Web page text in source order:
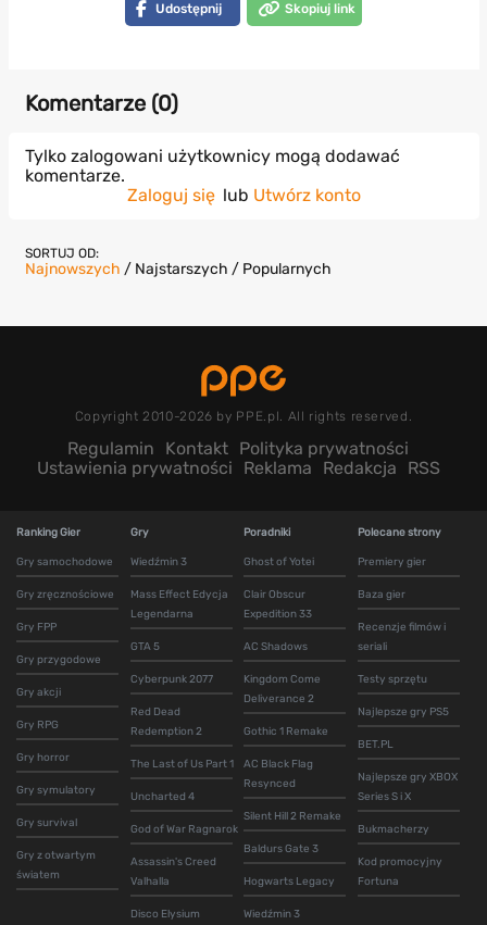
Udostępnij Skopiuj link
Komentarze (0)
Tylko zalogowani użytkownicy mogą dodawać
komentarze.
Zaloguj się lub Utwórz konto
SORTUJ OD:
Najnowszych / Najstarszych / Popularnych
Copyright 2010-2026 by PPE.pl. All rights reserved.
Regulamin Kontakt Polityka prywatności
Ustawienia prywatności
Reklama Redakcja RSS
Ranking Gier
Gry samochodowe
Gry zręcznościowe
Gry FPP
Gry przygodowe
Gry akcji
Gry RPG
Gry horror
Gry symulatory
Gry survival
Gry z otwartym
światem
Gry
Wiedźmin 3
Mass Effect Edycja
Legendarna
GTA 5
Cyberpunk 2077
Red Dead
Redemption 2
The Last of Us Part 1
Uncharted 4
God of War Ragnarok
Assassin's Creed
Valhalla
Disco Elysium
Poradniki
Ghost of Yotei
Clair Obscur
Expedition 33
AC Shadows
Kingdom Come
Deliverance 2
Gothic 1 Remake
AC Black Flag
Resynced
Silent Hill 2 Remake
Baldurs Gate 3
Hogwarts Legacy
Wiedźmin 3
Polecane strony
Premiery gier
Baza gier
Recenzje filmów i
seriali
Testy sprzętu
Najlepsze gry PS5
BET.PL
Najlepsze gry XBOX
Series S i X
Bukmacherzy
Kod promocyjny
Fortuna